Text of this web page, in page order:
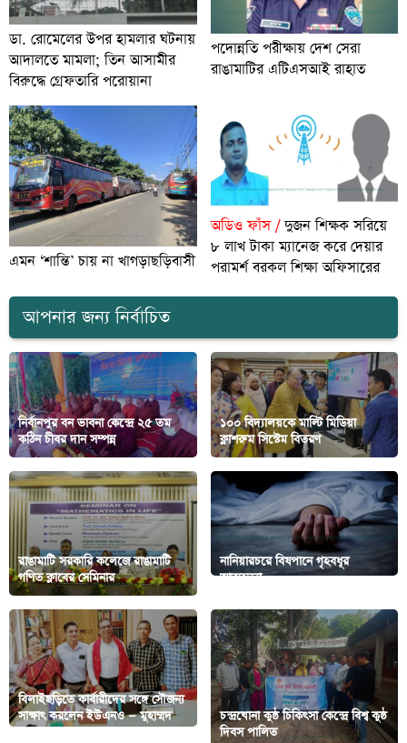
ডা. রোমেলের উপর হামলার ঘটনায়
আদালতে মামলা; তিন আসামীর
বিরুদ্ধে গ্রেফতারি পরোয়ানা
পদোন্নতি পরীক্ষায় দেশ সেরা
রাঙামাটির এটিএসআই রাহাত
এমন ‘শান্তি’ চায় না খাগড়াছড়িবাসী
অডিও ফাঁস /দুজন শিক্ষক সরিয়ে
৮ লাখ টাকা ম্যানেজ করে দেয়ার
পরামর্শ বরকল শিক্ষা অফিসারের
আপনার জন্য নির্বাচিত
নির্বানপুর বন ভাবনা কেন্দ্রে ২৫ তম
কঠিন চীবর দান সম্পন্ন
১০০ বিদ্যালয়কে মাল্টি মিডিয়া
ক্লাশরুম সিস্টেম বিতরণ
রাঙামাটি সরকারি কলেজে রাঙামাটি
গণিত ক্লাবের সেমিনার
নানিয়ারচরে বিষপানে গৃহবধূর
আত্মহত্যা
বিলাইছড়িতে কার্বারীদের সঙ্গে সৌজন্য
সাক্ষাৎ করলেন ইউএনও — মুহাম্মদ
মামুনুল হক
চন্দ্রঘোনা কুষ্ঠ চিকিৎসা কেন্দ্রে বিশ্ব কুষ্ঠ
দিবস পালিত